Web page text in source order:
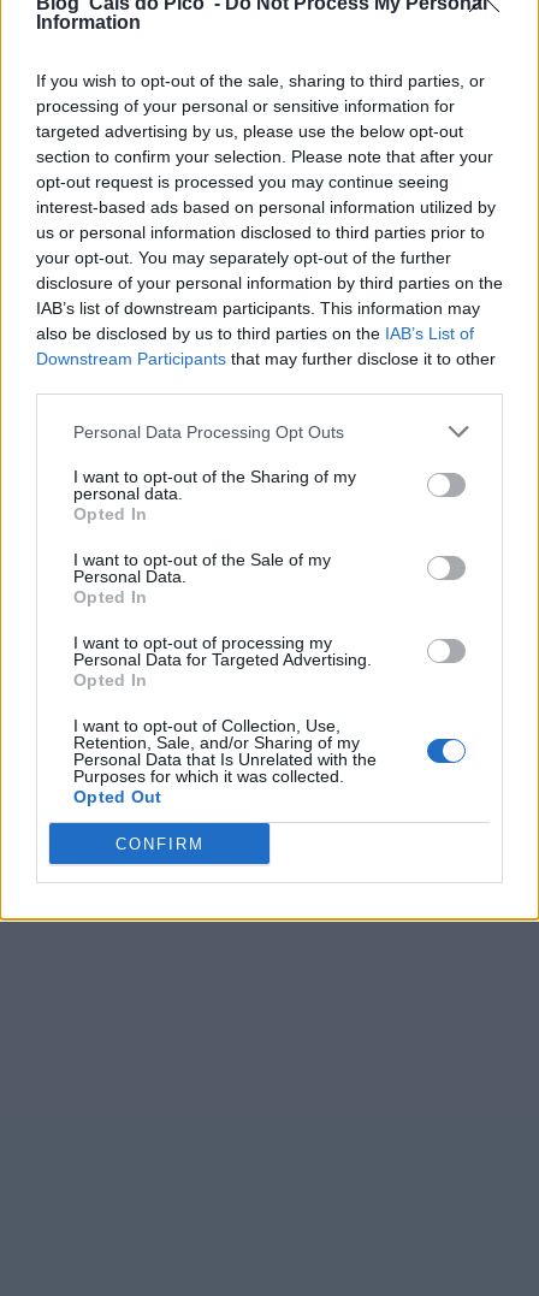
Information
If you wish to opt-out of the sale, sharing to third parties, or
processing of your personal or sensitive information for
targeted advertising by us, please use the below opt-out
section to confirm your selection. Please note that after your
opt-out request is processed you may continue seeing
interest-based ads based on personal information utilized by
us or personal information disclosed to third parties prior to
your opt-out. You may separately opt-out of the further
disclosure of your personal information by third parties on the
IAB’s list of downstream participants. This information may
also be disclosed by us to third parties on the IAB’s List of
Downstream Participants that may further disclose it to other
Personal Data Processing Opt Outs
I want to opt-out of the Sharing of my
personal data.
Opted In
I want to opt-out of the Sale of my
Personal Data.
Opted In
I want to opt-out of processing my
Personal Data for Targeted Advertising.
Opted In
I want to opt-out of Collection, Use,
Retention, Sale, and/or Sharing of my
Personal Data that Is Unrelated with the
Purposes for which it was collected.
Opted Out
CONFIRM